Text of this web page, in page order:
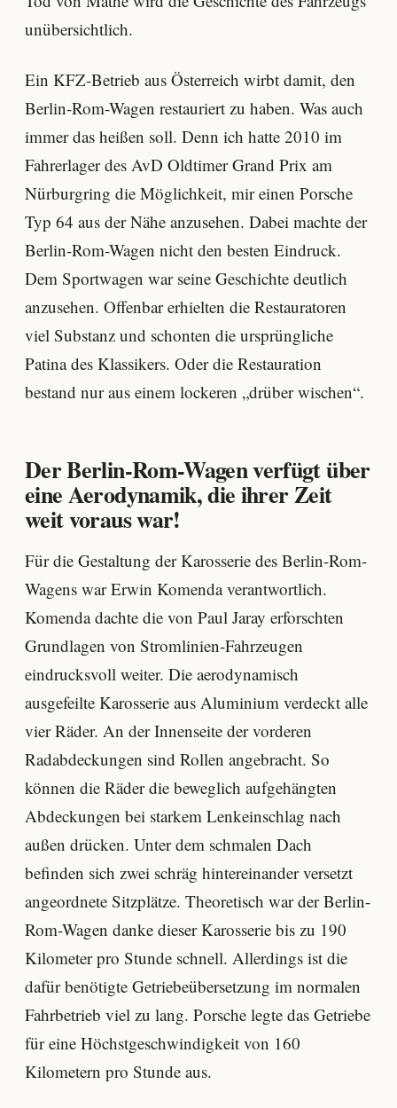
unübersichtlich.
Ein KFZ-Betrieb aus Österreich wirbt damit, den
Berlin-Rom-Wagen restauriert zu haben. Was auch
immer das heißen soll. Denn ich hatte 2010 im
Fahrerlager des AvD Oldtimer Grand Prix am
Nürburgring die Möglichkeit, mir einen Porsche
Typ 64 aus der Nähe anzusehen. Dabei machte der
Berlin-Rom-Wagen nicht den besten Eindruck.
Dem Sportwagen war seine Geschichte deutlich
anzusehen. Offenbar erhielten die Restauratoren
viel Substanz und schonten die ursprüngliche
Patina des Klassikers. Oder die Restauration
bestand nur aus einem lockeren „drüber wischen“.
Der Berlin-Rom-Wagen verfügt über
eine Aerodynamik, die ihrer Zeit
weit voraus war!
Für die Gestaltung der Karosserie des Berlin-Rom-
Wagens war Erwin Komenda verantwortlich.
Komenda dachte die von Paul Jaray erforschten
Grundlagen von Stromlinien-Fahrzeugen
eindrucksvoll weiter. Die aerodynamisch
ausgefeilte Karosserie aus Aluminium verdeckt alle
vier Räder. An der Innenseite der vorderen
Radabdeckungen sind Rollen angebracht. So
können die Räder die beweglich aufgehängten
Abdeckungen bei starkem Lenkeinschlag nach
außen drücken. Unter dem schmalen Dach
befinden sich zwei schräg hintereinander versetzt
angeordnete Sitzplätze. Theoretisch war der Berlin-
Rom-Wagen danke dieser Karosserie bis zu 190
Kilometer pro Stunde schnell. Allerdings ist die
dafür benötigte Getriebeübersetzung im normalen
Fahrbetrieb viel zu lang. Porsche legte das Getriebe
für eine Höchstgeschwindigkeit von 160
Kilometern pro Stunde aus.